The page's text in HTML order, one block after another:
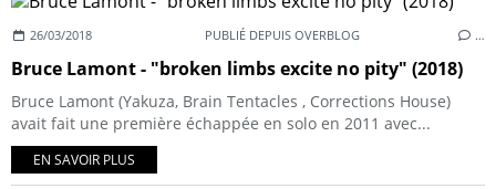
26/03/2018 PUBLIÉ DEPUIS OVERBLOG …
Bruce Lamont - "broken limbs excite no pity" (2018)
Bruce Lamont (Yakuza, Brain Tentacles , Corrections House)
avait fait une première échappée en solo en 2011 avec...
EN SAVOIR PLUS